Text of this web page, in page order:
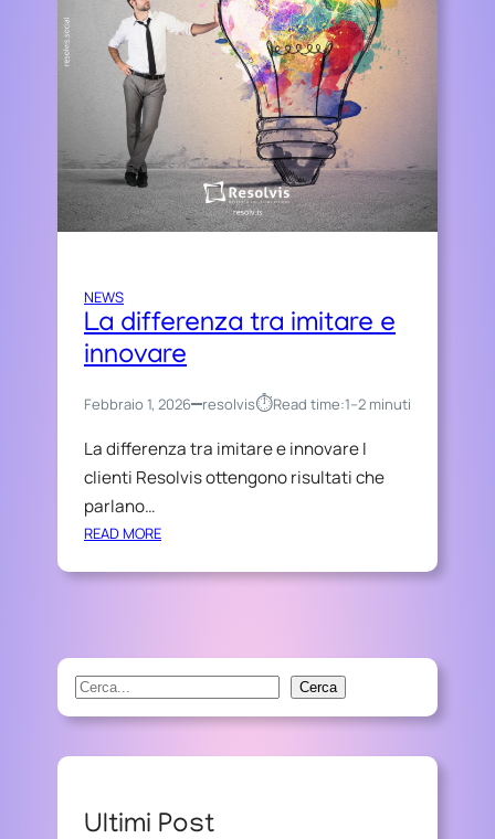
NEWS
La differenza tra imitare e
innovare
Febbraio 1, 2026 resolvis⏱︎Read time:1–2 minuti
La differenza tra imitare e innovare I
clienti Resolvis ottengono risultati che
parlano…
READ MORE:
A
F
F
E
R
A
S
e
Cerca
Ultimi Post